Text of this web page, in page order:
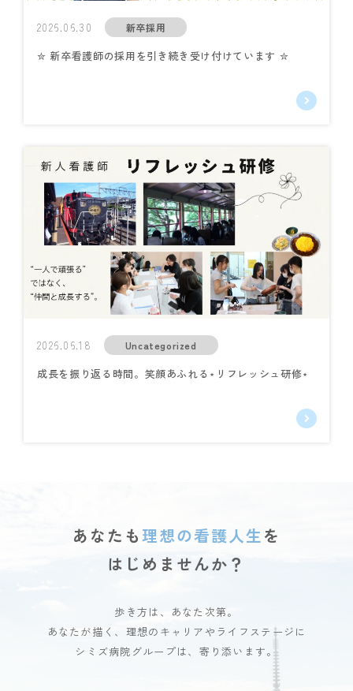
2026.06.30 新卒採用
✮ 新卒看護師の採用を引き続き受け付けています ✮
2026.06.18 Uncategorized
成長を振り返る時間。笑顔あふれる⋆リフレッシュ研修⋆
あなたも理想の看護人生を
はじめませんか？
歩き方は、あなた次第。
あなたが描く、理想のキャリアやライフステージに
シミズ病院グループは、寄り添います。